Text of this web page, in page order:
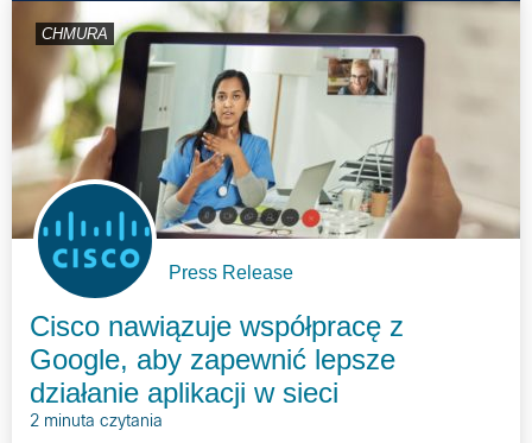
CHMURA
Press Release
Cisco nawiązuje współpracę z
Google, aby zapewnić lepsze
działanie aplikacji w sieci
2 minuta czytania